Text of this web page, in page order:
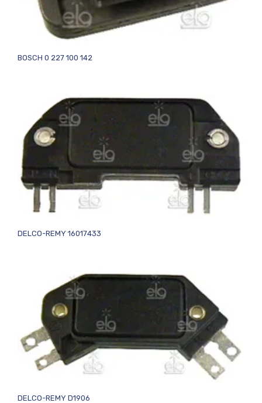
BOSCH 0 227 100 142
DELCO-REMY 16017433
DELCO-REMY D1906